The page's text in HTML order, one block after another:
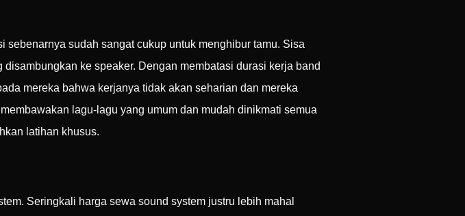
sudah sangat cukup untuk menghibur tamu. Sisa
ke speaker. Dengan membatasi durasi kerja band
mereka bahwa kerjanya tidak akan seharian dan mereka
lagu-lagu yang umum dan mudah dinikmati semua
latihan khusus.
Seringkali harga sewa sound system justru lebih mahal